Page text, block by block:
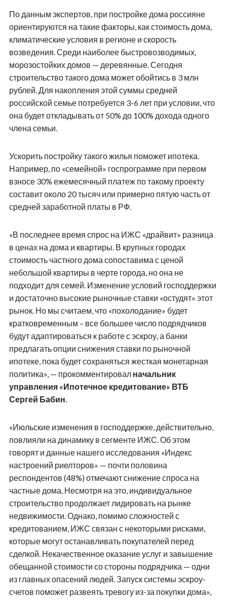
По данным экспертов, при постройке дома россияне
ориентируются на такие факторы, как стоимость дома,
климатические условия в регионе и скорость
возведения. Среди наиболее быстровозводимых,
морозостойких домов — деревянные. Сегодня
строительство такого дома может обойтись в 3 млн
рублей. Для накопления этой суммы средней
российской семье потребуется 3-6 лет при условии, что
она будет откладывать от 50% до 100% дохода одного
члена семьи.
Ускорить постройку такого жилья поможет ипотека.
Например, по «семейной» госпрограмме при первом
взносе 30% ежемесячный платеж по такому проекту
составит около 20 тысяч или примерно пятую часть от
средней заработной платы в РФ.
«В последнее время спрос на ИЖС «драйвит» разница
в ценах на дома и квартиры. В крупных городах
стоимость частного дома сопоставима с ценой
небольшой квартиры в черте города, но она не
подходит для семей. Изменение условий господдержки
и достаточно высокие рыночные ставки «остудят» этот
рынок. Но мы считаем, что «похолодание» будет
кратковременным – все большее число подрядчиков
будут адаптироваться к работе с эскроу, а банки
предлагать опции снижения ставки по рыночной
ипотеке, пока будет сохраняться жесткая монетарная
политика», — прокомментировал начальник
управления «Ипотечное кредитование» ВТБ
Сергей Бабин.
«Июльские изменения в господдержке, действительно,
повлияли на динамику в сегменте ИЖС. Об этом
говорят и данные нашего исследования «Индекс
настроений риелторов» — почти половина
респондентов (48%) отмечают снижение спроса на
частные дома. Несмотря на это, индивидуальное
строительство продолжает лидировать на рынке
недвижимости. Однако, помимо сложностей с
кредитованием, ИЖС связан с некоторыми рисками,
которые могут останавливать покупателей перед
сделкой. Некачественное оказание услуг и завышение
обещанной стоимости со стороны подрядчика — одни
из главных опасений людей. Запуск системы эскроу-
счетов поможет развеять тревогу из-за покупки дома»,